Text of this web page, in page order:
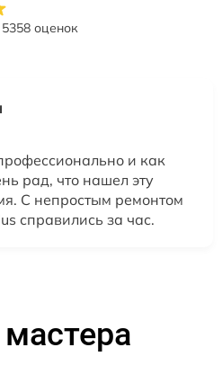
5358 оценок
и как
рад, что нашел эту
С непростым ремонтом
справились за час.